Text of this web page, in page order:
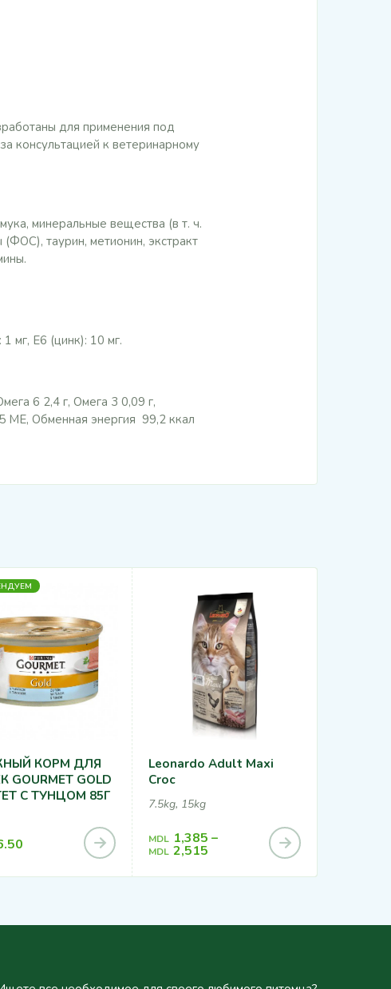
для применения под
консультацией к ветеринарному
минеральные вещества (в т. ч.
таурин, метионин, экстракт
мг, Е6 (цинк): 10 мг.
6 2,4 г, Омега 3 0,09 г,
ME, Обменная энергия 99,2 ккал
КОРМ ДЛЯ
GOURMET GOLD
С ТУНЦОМ 85Г
Leonardo Adult Maxi
Croc
7.5kg, 15kg
MDL 1,385 –
MDL 2,515